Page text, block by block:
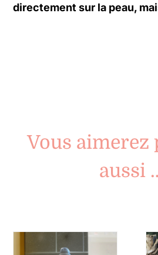
directement sur la peau,
Vous aimerez
aussi